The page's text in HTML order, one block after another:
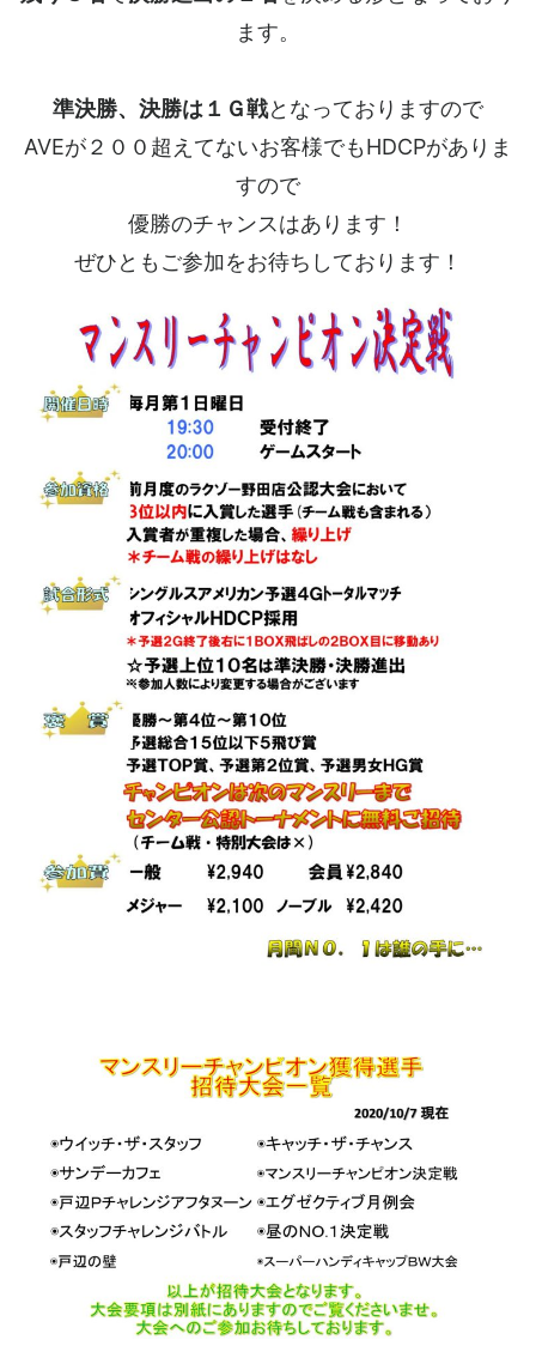
ます。
準決勝、決勝は１Ｇ戦となっておりますので
AVEが２００超えてないお客様でもHDCPがありま
すので
優勝のチャンスはあります！
ぜひともご参加をお待ちしております！